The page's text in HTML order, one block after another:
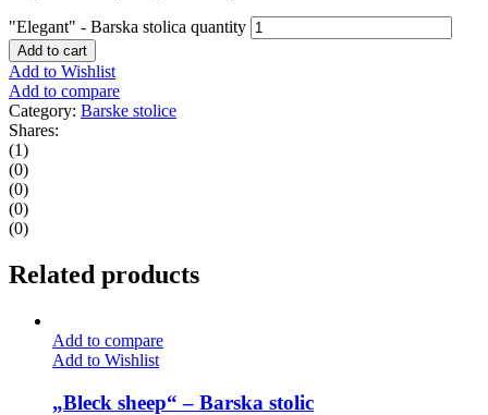
"Elegant" - Barska stolica quantity
Add to cart
Add to Wishlist
Add to compare
Category: Barske stolice
Shares:
(1)
(0)
(0)
(0)
(0)
Related products
Add to compare
Add to Wishlist
„Bleck sheep“ – Barska stolic